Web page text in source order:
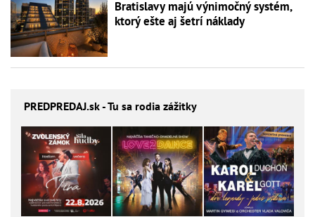
Bratislavy majú výnimočný systém,
ktorý ešte aj šetrí náklady
PREDPREDAJ.sk - Tu sa rodia zážitky